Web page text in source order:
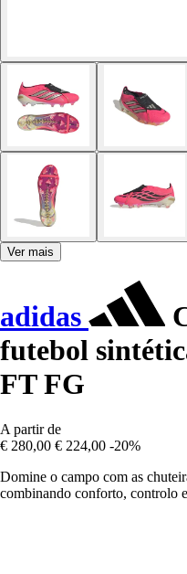
Ver mais
adidas
futebol
FT FG
A partir de
€ 280,00 € 224,00 -20%
Domine o campo com as
combinando conforto, controlo